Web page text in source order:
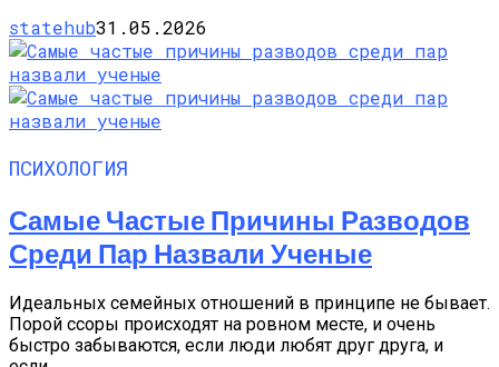
statehub31.05.2026
ПСИХОЛОГИЯ
Самые Частые Причины Разводов
Среди Пар Назвали Ученые
Идеальных семейных отношений в принципе не бывает.
Порой ссоры происходят на ровном месте, и очень
быстро забываются, если люди любят друг друга, и